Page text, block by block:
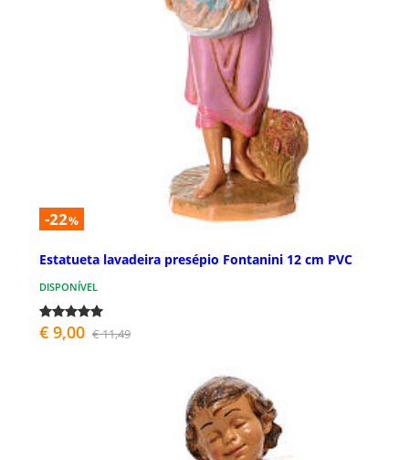
-22%
Estatueta lavadeira presépio Fontanini 12 cm PVC
DISPONÍVEL
€ 9,00 € 11,49